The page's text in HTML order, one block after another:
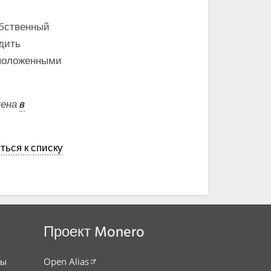
в
к списку
Проект Monero
Open Alias